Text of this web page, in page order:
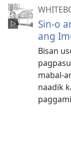
Sin-o
ang
Bisan
mabal-
naadik